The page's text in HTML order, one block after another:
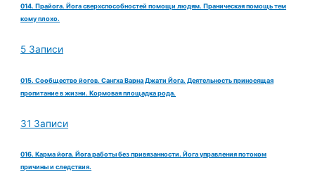
014. Прайога. Йога сверхспособностей помощи людям. Праническая помощь тем
кому плохо.
5 Записи
015. Сообщество йогов. Сангха Варна Джати Йога. Деятельность приносящая
пропитание в жизни. Кормовая площадка рода.
31 Записи
016. Карма йога. Йога работы без привязанности. Йога управления потоком
причины и следствия.